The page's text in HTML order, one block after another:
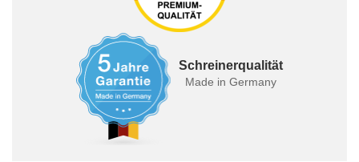
Schreinerqualität
Made in Germany